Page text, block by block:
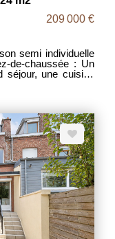
209 000 €
semi individuelle
de-chaussée : Un
séjour, une cuisine
chambres.
et un
ce bien. PAS DE
5 ans avec
Axe autoroutier.
intégralement à la